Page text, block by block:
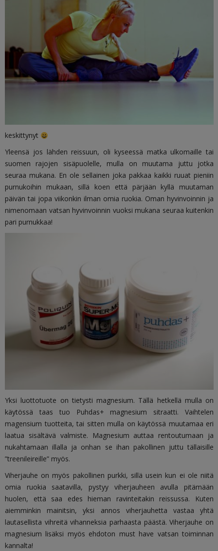
keskittynyt
Yleensä jos lähden reissuun, oli kyseessä matka ulkomaille tai
suomen rajojen sisäpuolelle, mulla on muutama juttu jotka
seuraa mukana. En ole sellainen joka pakkaa kaikki ruuat pieniin
purnukoihin mukaan, sillä koen että pärjään kyllä muutaman
päivän tai jopa viikonkin ilman omia ruokia. Oman hyvinvoinnin ja
nimenomaan vatsan hyvinvoinnin vuoksi mukana seuraa kuitenkin
pari purnukkaa!
Yksi luottotuote on tietysti magnesium. Tällä hetkellä mulla on
käytössä taas tuo Puhdas+ magnesium sitraatti. Vaihtelen
magensium tuotteita, tai sitten mulla on käytössä muutamaa eri
laatua sisältävä valmiste. Magnesium auttaa rentoutumaan ja
nukahtamaan illalla ja onhan se ihan pakollinen juttu tällaisille
”treenileireille” myös.
Viherjauhe on myös pakollinen purkki, sillä usein kun ei ole niitä
omia ruokia saatavilla, pystyy viherjauheen avulla pitämään
huolen, että saa edes hieman ravinteitakin reissussa. Kuten
aiemminkin mainitsin, yksi annos viherjauhetta vastaa yhtä
lautasellista vihreitä vihanneksia parhaasta päästä. Viherjauhe on
magnesium lisäksi myös ehdoton must have vatsan toiminnan
kannalta!